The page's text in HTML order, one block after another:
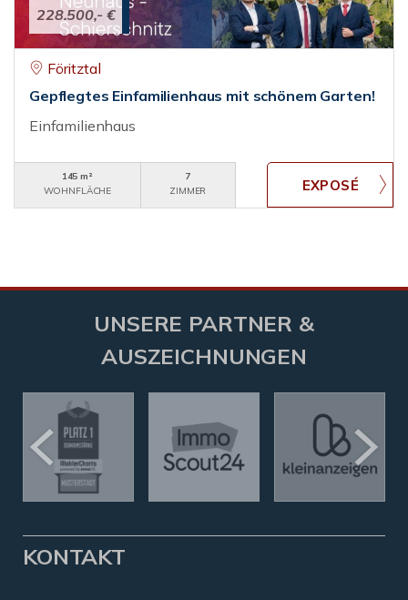
228.500,- €
Föritztal
Gepflegtes Einfamilienhaus mit schönem Garten!
Einfamilienhaus
145 m²
WOHNFLÄCHE
7
ZIMMER
UNSERE PARTNER &
AUSZEICHNUNGEN
KONTAKT